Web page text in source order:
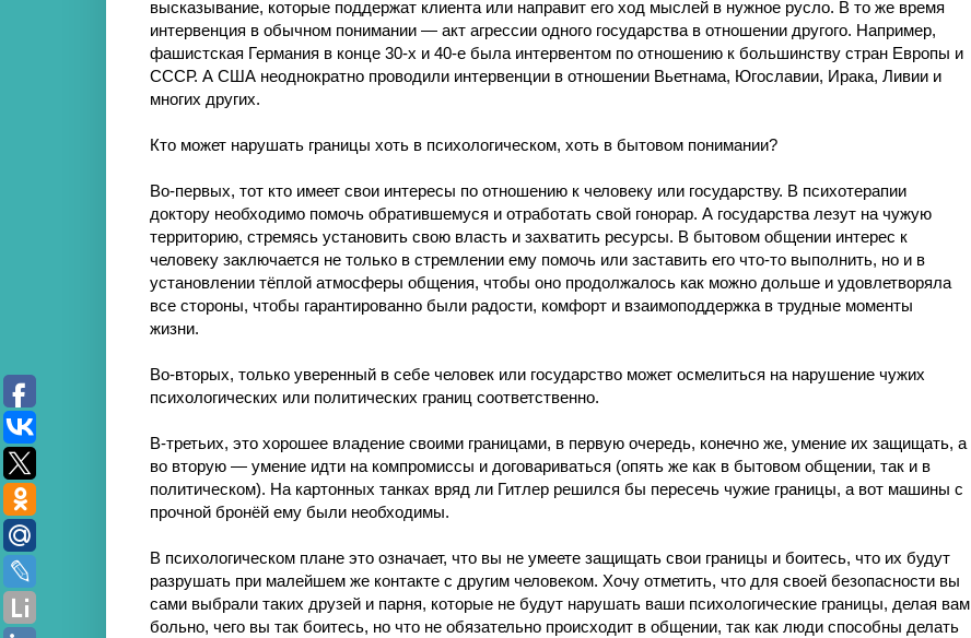
высказывание, которые поддержат клиента или направит его ход мыслей в нужное русло. В то же время
интервенция в обычном понимании — акт агрессии одного государства в отношении другого. Например,
фашистская Германия в конце 30-х и 40-е была интервентом по отношению к большинству стран Европы и
СССР. А США неоднократно проводили интервенции в отношении Вьетнама, Югославии, Ирака, Ливии и
многих других.
Кто может нарушать границы хоть в психологическом, хоть в бытовом понимании?
Во-первых, тот кто имеет свои интересы по отношению к человеку или государству. В психотерапии
доктору необходимо помочь обратившемуся и отработать свой гонорар. А государства лезут на чужую
территорию, стремясь установить свою власть и захватить ресурсы. В бытовом общении интерес к
человеку заключается не только в стремлении ему помочь или заставить его что-то выполнить, но и в
установлении тёплой атмосферы общения, чтобы оно продолжалось как можно дольше и удовлетворяла
все стороны, чтобы гарантированно были радости, комфорт и взаимоподдержка в трудные моменты
жизни.
Во-вторых, только уверенный в себе человек или государство может осмелиться на нарушение чужих
психологических или политических границ соответственно.
В-третьих, это хорошее владение своими границами, в первую очередь, конечно же, умение их защищать, а
во вторую — умение идти на компромиссы и договариваться (опять же как в бытовом общении, так и в
политическом). На картонных танках вряд ли Гитлер решился бы пересечь чужие границы, а вот машины с
прочной бронёй ему были необходимы.
В психологическом плане это означает, что вы не умеете защищать свои границы и боитесь, что их будут
разрушать при малейшем же контакте с другим человеком. Хочу отметить, что для своей безопасности вы
сами выбрали таких друзей и парня, которые не будут нарушать ваши психологические границы, делая вам
больно, чего вы так боитесь, но что не обязательно происходит в общении, так как люди способны делать